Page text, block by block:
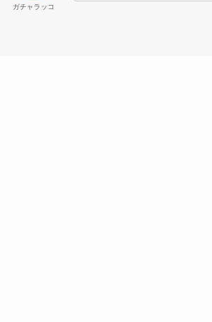
ガチャラッコ